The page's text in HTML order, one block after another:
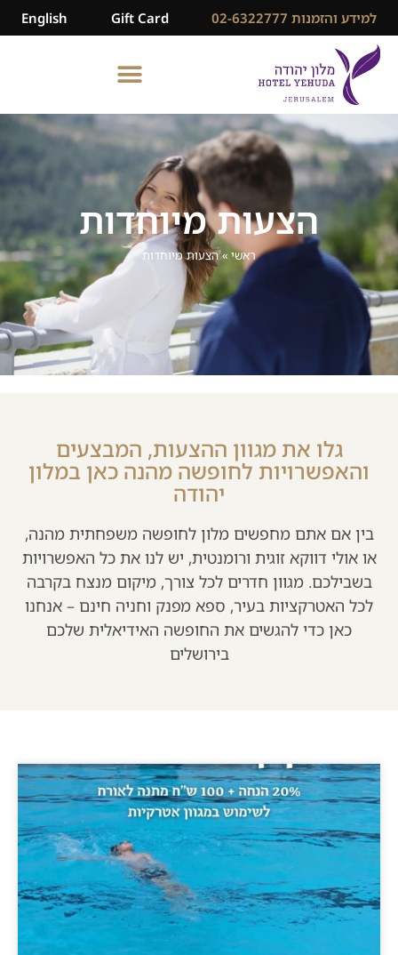
למידע והזמנות 02-6322777 Gift Card
English
הצעות מיוחדות
ראשי »הצעות מיוחדות
גלו את מגוון ההצעות, המבצעים
והאפשרויות לחופשה מהנה כאן במלון
יהודה
בין אם אתם מחפשים מלון לחופשה משפחתית מהנה,
או אולי דווקא זוגית ורומנטית, יש לנו את כל האפשרויות
בשבילכם. מגוון חדרים לכל צורך, מיקום מנצח בקרבה
לכל האטרקציות בעיר, ספא מפנק וחניה חינם – אנחנו
כאן כדי להגשים את החופשה האידיאלית שלכם
בירושלים